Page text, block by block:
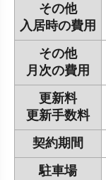
その他
入居時の費用
その他
月次の費用
更新料
更新手数料
契約期間
駐車場